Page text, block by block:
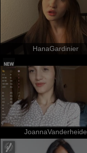
HanaGardinier
JoannaVanderheide